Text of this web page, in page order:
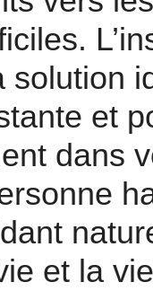
solution
et
dans
et la